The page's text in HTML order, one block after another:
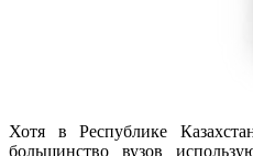
Хотя в Республике
большинство вузов